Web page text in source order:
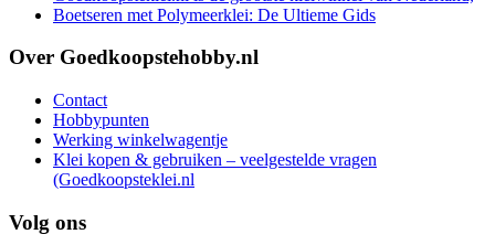
Boetseren met Polymeerklei: De Ultieme Gids
Over Goedkoopstehobby.nl
Contact
Hobbypunten
Werking winkelwagentje
Klei kopen & gebruiken – veelgestelde vragen
(Goedkoopsteklei.nl
Volg ons